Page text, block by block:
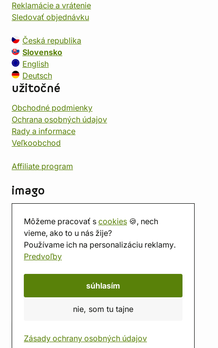
Môžeme pracovať s cookies 🍪, nech
vieme, ako to u nás žije?
Používame ich na personalizáciu reklamy.
Predvoľby
súhlasím
nie, som tu tajne
Zásady ochrany osobných údajov
Reklamácie a vrátenie
Sledovať objednávku
Česká republika
Slovensko
English
Deutsch
užitočné
Obchodné podmienky
Ochrana osobných údajov
Rady a informace
Veľkoobchod
Affiliate program
imago
Predajňa
Herňa
O nás
Hodnotenie obchodu